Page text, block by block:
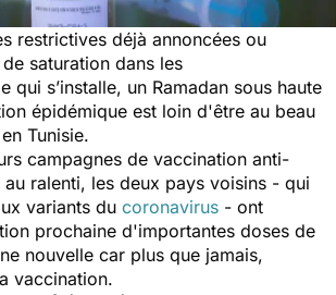
restrictives déjà annoncées ou
saturation dans les
qui s’installe, un Ramadan sous haute
épidémique est loin d'être au beau
Tunisie.
campagnes de vaccination anti-
ralenti, les deux pays voisins - qui
variants du coronavirus - ont
prochaine d'importantes doses de
nouvelle car plus que jamais,
vaccination.